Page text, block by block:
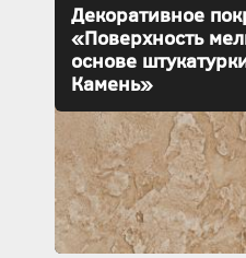
Декоративное
«Поверхность
основе
Камень»